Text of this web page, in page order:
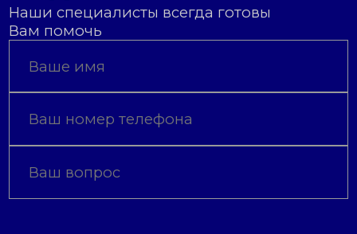
Наши специалисты всегда готовы
Вам помочь